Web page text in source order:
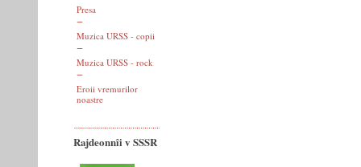
Presa
Muzica URSS - copii
Muzica URSS - rock
Eroii vremurilor
noastre
Rajdeonnîi v SSSR